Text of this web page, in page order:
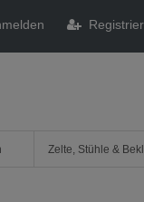
Zelte, Stühle &